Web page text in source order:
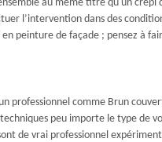
au même titre qu'un crépi
l’intervention dans des
peinture de façade ; pensez à
professionnel comme Brun
techniques peu importe le type de
de vrai professionnel